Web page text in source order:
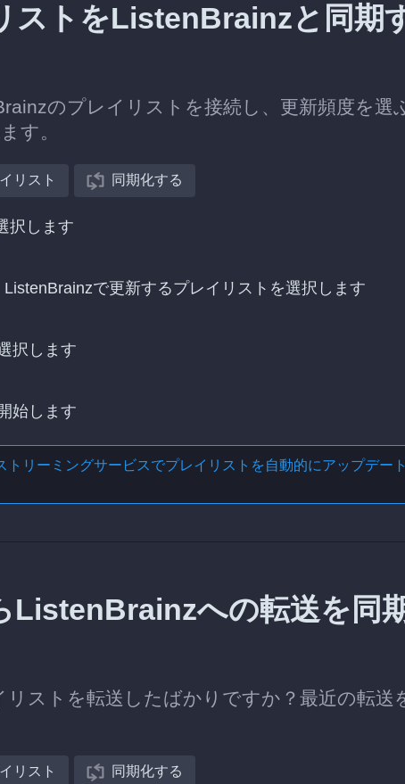
トをListenBrainzと同期
のプレイリストを接続し、更新頻度を選
す。
リスト 同期化する
択します
で更新するプレイリストを選択します
択します
始します
トリーミングサービスでプレイリストを自動的にアップデー
への転送を同
ストを転送したばかりですか？最近の転送
リスト 同期化する